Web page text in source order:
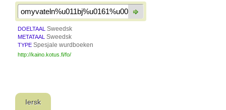
DOELTAAL Sweedsk
METATAAL Sweedsk
TYPE Spesjale wurdboeken
http://kaino.kotus.fi/fo/
Iersk